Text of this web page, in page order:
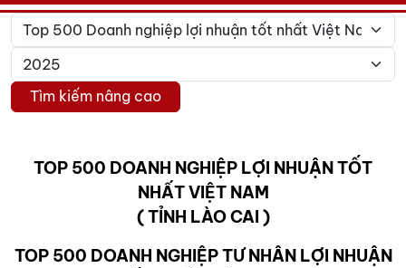
Tìm kiếm nâng cao
TOP 500 DOANH NGHIỆP LỢI NHUẬN TỐT
NHẤT VIỆT NAM
( TỈNH LÀO CAI )
TOP 500 DOANH NGHIỆP TƯ NHÂN LỢI NHUẬN